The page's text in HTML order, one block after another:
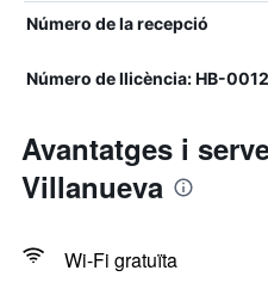
Número de la recepció
Número de llicència: HB-
Avantatges i
Villanueva
Wi-Fi gratuïta